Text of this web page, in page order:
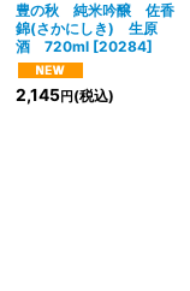
豊の秋 純米吟醸 佐香
錦(さかにしき) 生原
酒 720ml [20284]
2,145円(税込)